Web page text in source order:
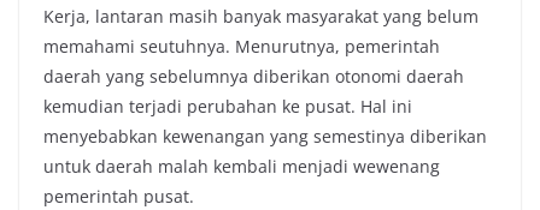
Kerja, lantaran masih banyak masyarakat yang belum
memahami seutuhnya. Menurutnya, pemerintah
daerah yang sebelumnya diberikan otonomi daerah
kemudian terjadi perubahan ke pusat. Hal ini
menyebabkan kewenangan yang semestinya diberikan
untuk daerah malah kembali menjadi wewenang
pemerintah pusat.